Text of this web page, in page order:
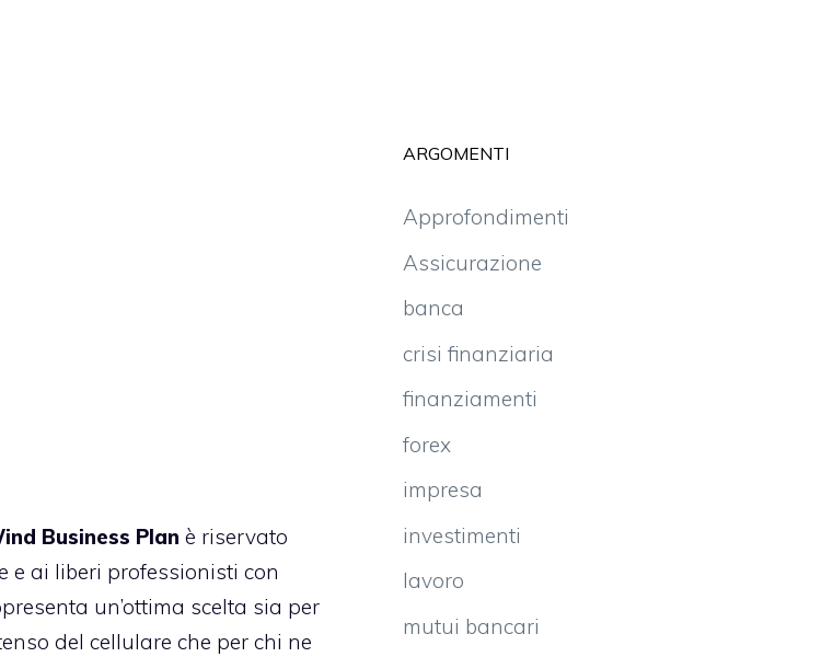
Business Plan è riservato
e ai liberi professionisti con
un’ottima scelta sia per
del cellulare che per chi ne
ARGOMENTI
Approfondimenti
Assicurazione
banca
crisi finanziaria
finanziamenti
forex
impresa
investimenti
lavoro
mutui bancari